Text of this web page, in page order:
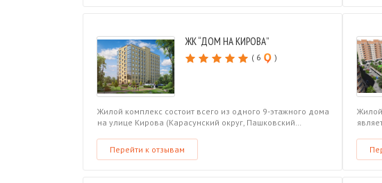
ЖК “ДОМ НА КИРОВА”
( 6 )
Жилой комплекс состоит всего из одного 9-этажного дома
на улице Кирова (Карасунский округ, Пашковский…
Перейти к отзывам